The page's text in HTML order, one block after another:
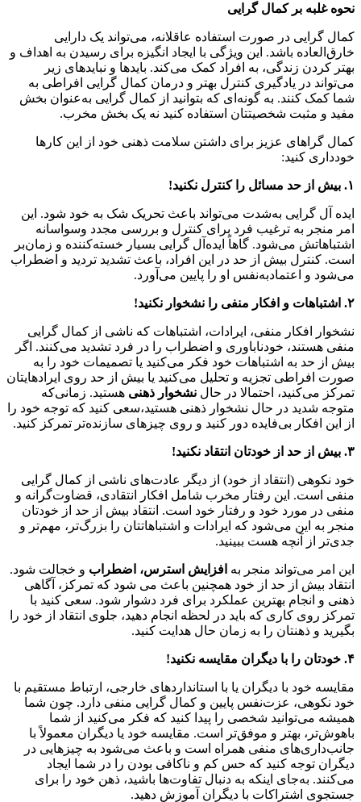
نحوه غلبه بر کمال گرایی
کمال گرایی در صورت استفاده عاقلانه، می‌تواند یک دارایی
خارق‌العاده باشد. این ویژگی با ایجاد انگیزه برای رسیدن به اهداف و
بهتر کردن زندگی، به افراد کمک می‌کند. بایدها و نبایدهای زیر
می‌تواند در یادگیری کنترل بهتر و درمان کمال گرایی افراطی به
شما کمک کنند. به گونه‌ای که بتوانید از کمال گرایی به‌عنوان بخش
مفید و مثبت شخصیتتان استفاده کنید نه یک بخش مخرب.
کمال گراهای عزیز برای داشتن سلامت ذهنی خود از این کارها
خودداری کنید:
۱. بیش از حد مسائل را کنترل نکنید!
ایده آل گرایی به‌شدت می‌تواند باعث تحریک شک به خود شود. این
امر منجر به ترغیب فرد برای کنترل و بررسی مجدد وسواسانه
اشتباهاتش می‌شود. گاهاً ایده‌آل گرایی بسیار خسته‌کننده و زمان‌بر
است. کنترل بیش از حد در این افراد، باعث تشدید تردید و اضطراب
می‌شود و اعتمادبه‌نفس او را پایین می‌آورد.
۲. اشتباهات و افکار منفی را نشخوار نکنید!
نشخوار افکار منفی، ایرادات، اشتباهات که ناشی از کمال گرایی
منفی هستند، خودناباوری و اضطراب را در فرد تشدید می‌کنند. اگر
بیش از حد به اشتباهات خود فکر می‌کنید یا تصمیمات خود را به
صورت افراطی تجزیه و تحلیل می‌کنید یا بیش از حد روی ایرادهایتان
تمرکز می‌کنید، احتمالا در حال نشخوار ذهنی هستید. زمانی‌که
متوجه شدید در حال نشخوار ذهنی هستید،سعی کنید که توجه خود را
از این افکار بی‌فایده دور کنید و روی چیزهای سازنده‌تر تمرکز کنید.
۳. بیش از حد از خودتان انتقاد نکنید!
خود نکوهی (انتقاد از خود) از دیگر عادت‌های ناشی از کمال گرایی
منفی است. این رفتار مخرب شامل افکار انتقادی، قضاوت‌گرانه و
منفی در مورد خود و رفتار خود است. انتقاد بیش از حد از خودتان
منجر به این می‌شود که ایرادات و اشتباهاتتان را بزرگ‌تر، مهم‌تر و
جدی‌تر از آنچه هست ببینید.
این امر می‌تواند منجر به افزایش استرس، اضطراب و خجالت شود.
انتقاد بیش از حد از خود همچنین باعث می شود که تمرکز، آگاهی
ذهنی و انجام بهترین عملکرد برای فرد دشوار شود. سعی کنید با
تمرکز روی کاری که باید در لحظه انجام دهید، جلوی انتقاد از خود را
بگیرید و ذهنتان را به زمان حال هدایت کنید.
۴. خودتان را با دیگران مقایسه نکنید!
مقایسه خود با دیگران یا با استانداردهای خارجی، ارتباط مستقیم با
خود نکوهی، عزت‌نفس پایین و کمال گرایی منفی دارد. چون شما
همیشه می‌توانید شخصی را پیدا کنید که فکر می‌کنید از شما
باهوش‌تر، بهتر و موفق‌تر است. مقایسه خود یا دیگران معمولاً با
جانب‌داری‌های منفی همراه است و باعث می‌شود به چیزهایی در
دیگران توجه کنید که حس کم و ناکافی بودن را در شما ایجاد
می‌کنند. به‌جای اینکه به دنبال تفاوت‌ها باشید، ذهن خود را برای
جستجوی اشتراکات با دیگران آموزش دهید.